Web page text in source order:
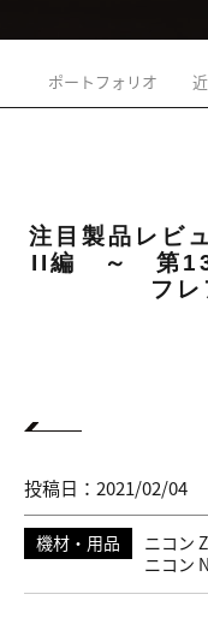
ポートフォリオ
注目製品レビ
II編 ～ 第13
フ
投稿日：2021/02/04
機材・用品
ニコン
ニコン